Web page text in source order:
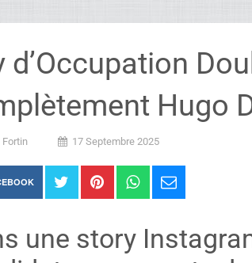
d’Occupation
Hugo
Fortin 17 Septembre 2025
une story